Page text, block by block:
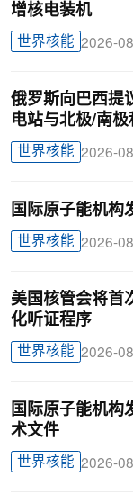
增核电装机
世界核能 2026-
俄罗斯向巴西提
电站与北极/南极
世界核能 2026-
国际原子能机构
世界核能 2026-
美国核管会将首
化听证程序
世界核能 2026-
国际原子能机构
术文件
世界核能 2026-